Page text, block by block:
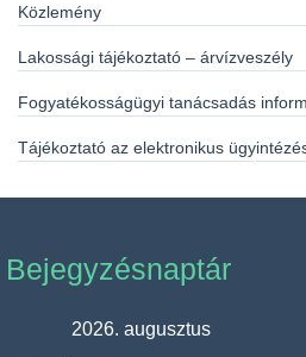
Közlemény
Lakossági tájékoztató – árvízveszély
Fogyatékosságügyi tanácsadás
Tájékoztató az elektronikus
Bejegyzésnaptár
2026. augusztus